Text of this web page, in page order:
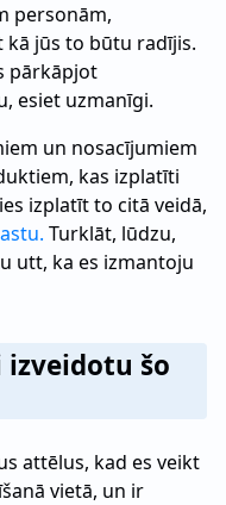
personām,
jūs to būtu radījis.
pārkāpjot
esiet uzmanīgi.
un nosacījumiem
kas izplatīti
izplatīt to citā veidā,
Turklāt, lūdzu,
utt, ka es izmantoju
izveidotu šo
attēlus, kad es veikt
vietā, un ir